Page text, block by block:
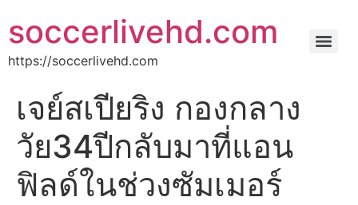
soccerlivehd.com
https://soccerlivehd.com
เจย์สเปียริง กองกลาง
วัย34ปีกลับมาที่แอน
ฟิลด์ในช่วงซัมเมอร์